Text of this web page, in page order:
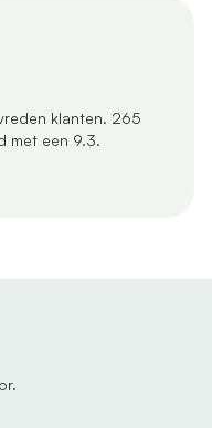
klanten. 265
met een 9.3.